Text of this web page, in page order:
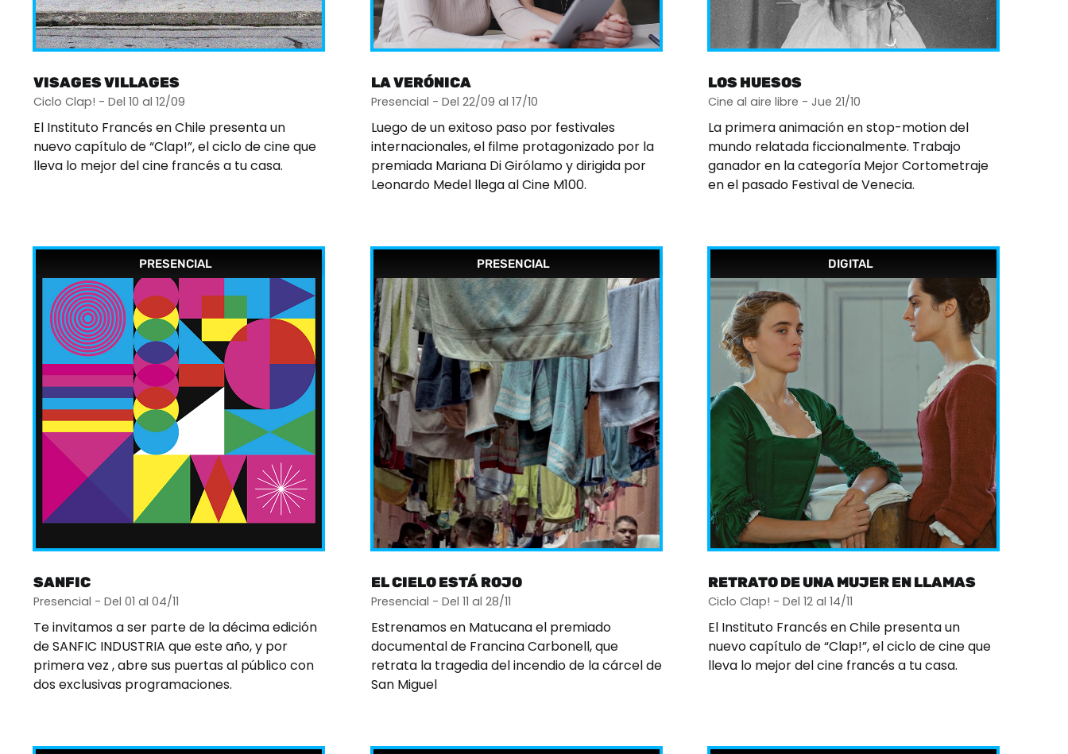
VISAGES VILLAGES
Ciclo Clap! - Del 10 al 12/09
El Instituto Francés en Chile presenta un
nuevo capítulo de “Clap!”, el ciclo de cine que
lleva lo mejor del cine francés a tu casa.
LA VERÓNICA
Presencial - Del 22/09 al 17/10
Luego de un exitoso paso por festivales
internacionales, el filme protagonizado por la
premiada Mariana Di Girólamo y dirigida por
Leonardo Medel llega al Cine M100.
LOS HUESOS
Cine al aire libre - Jue 21/10
La primera animación en stop-motion del
mundo relatada ficcionalmente. Trabajo
ganador en la categoría Mejor Cortometraje
en el pasado Festival de Venecia.
PRESENCIAL
SANFIC
Presencial - Del 01 al 04/11
Te invitamos a ser parte de la décima edición
de SANFIC INDUSTRIA que este año, y por
primera vez , abre sus puertas al público con
dos exclusivas programaciones.
PRESENCIAL
EL CIELO ESTÁ ROJO
Presencial - Del 11 al 28/11
Estrenamos en Matucana el premiado
documental de Francina Carbonell, que
retrata la tragedia del incendio de la cárcel de
San Miguel
DIGITAL
RETRATO DE UNA MUJER EN LLAMAS
Ciclo Clap! - Del 12 al 14/11
El Instituto Francés en Chile presenta un
nuevo capítulo de “Clap!”, el ciclo de cine que
lleva lo mejor del cine francés a tu casa.